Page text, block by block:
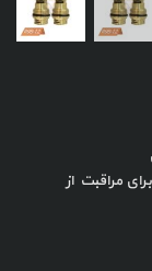
مراقبت از